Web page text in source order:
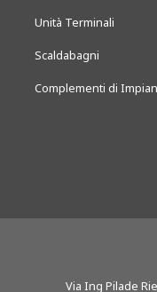
Unità Terminali
Scaldabagni
Complementi di
Via Ing Pilade